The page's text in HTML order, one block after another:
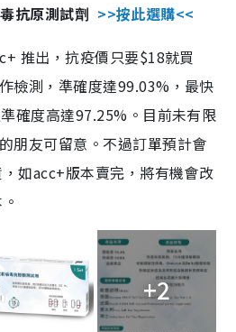
抗原測試劑 >>按此選購<<
推出，抗疫價只要$18就買
檢測，準確度達99.03%，最快
確度高達97.25%。目前未有限
朋友可留意。不過訂單預計會
如acc+版本賣完，將有機會改
+2